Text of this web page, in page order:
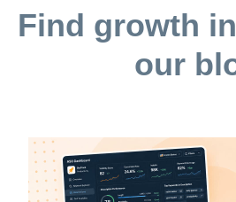
大学/立教大学/大阪府立大学/広島
語大学/大阪市立大学/慶應義塾大学
大学/筑波大学/東北大学/中央大学/
立命館大学/横浜国立大学/明治大学
学/津田塾大学/日本大学/東洋大学/
学/甲南大学 ※順不同 ※OB/OGの
のご要望が多い大学から順次開校
Find growth
our